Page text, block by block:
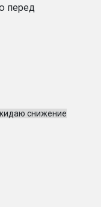
перед
снижение